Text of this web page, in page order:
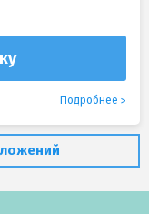
Подробнее